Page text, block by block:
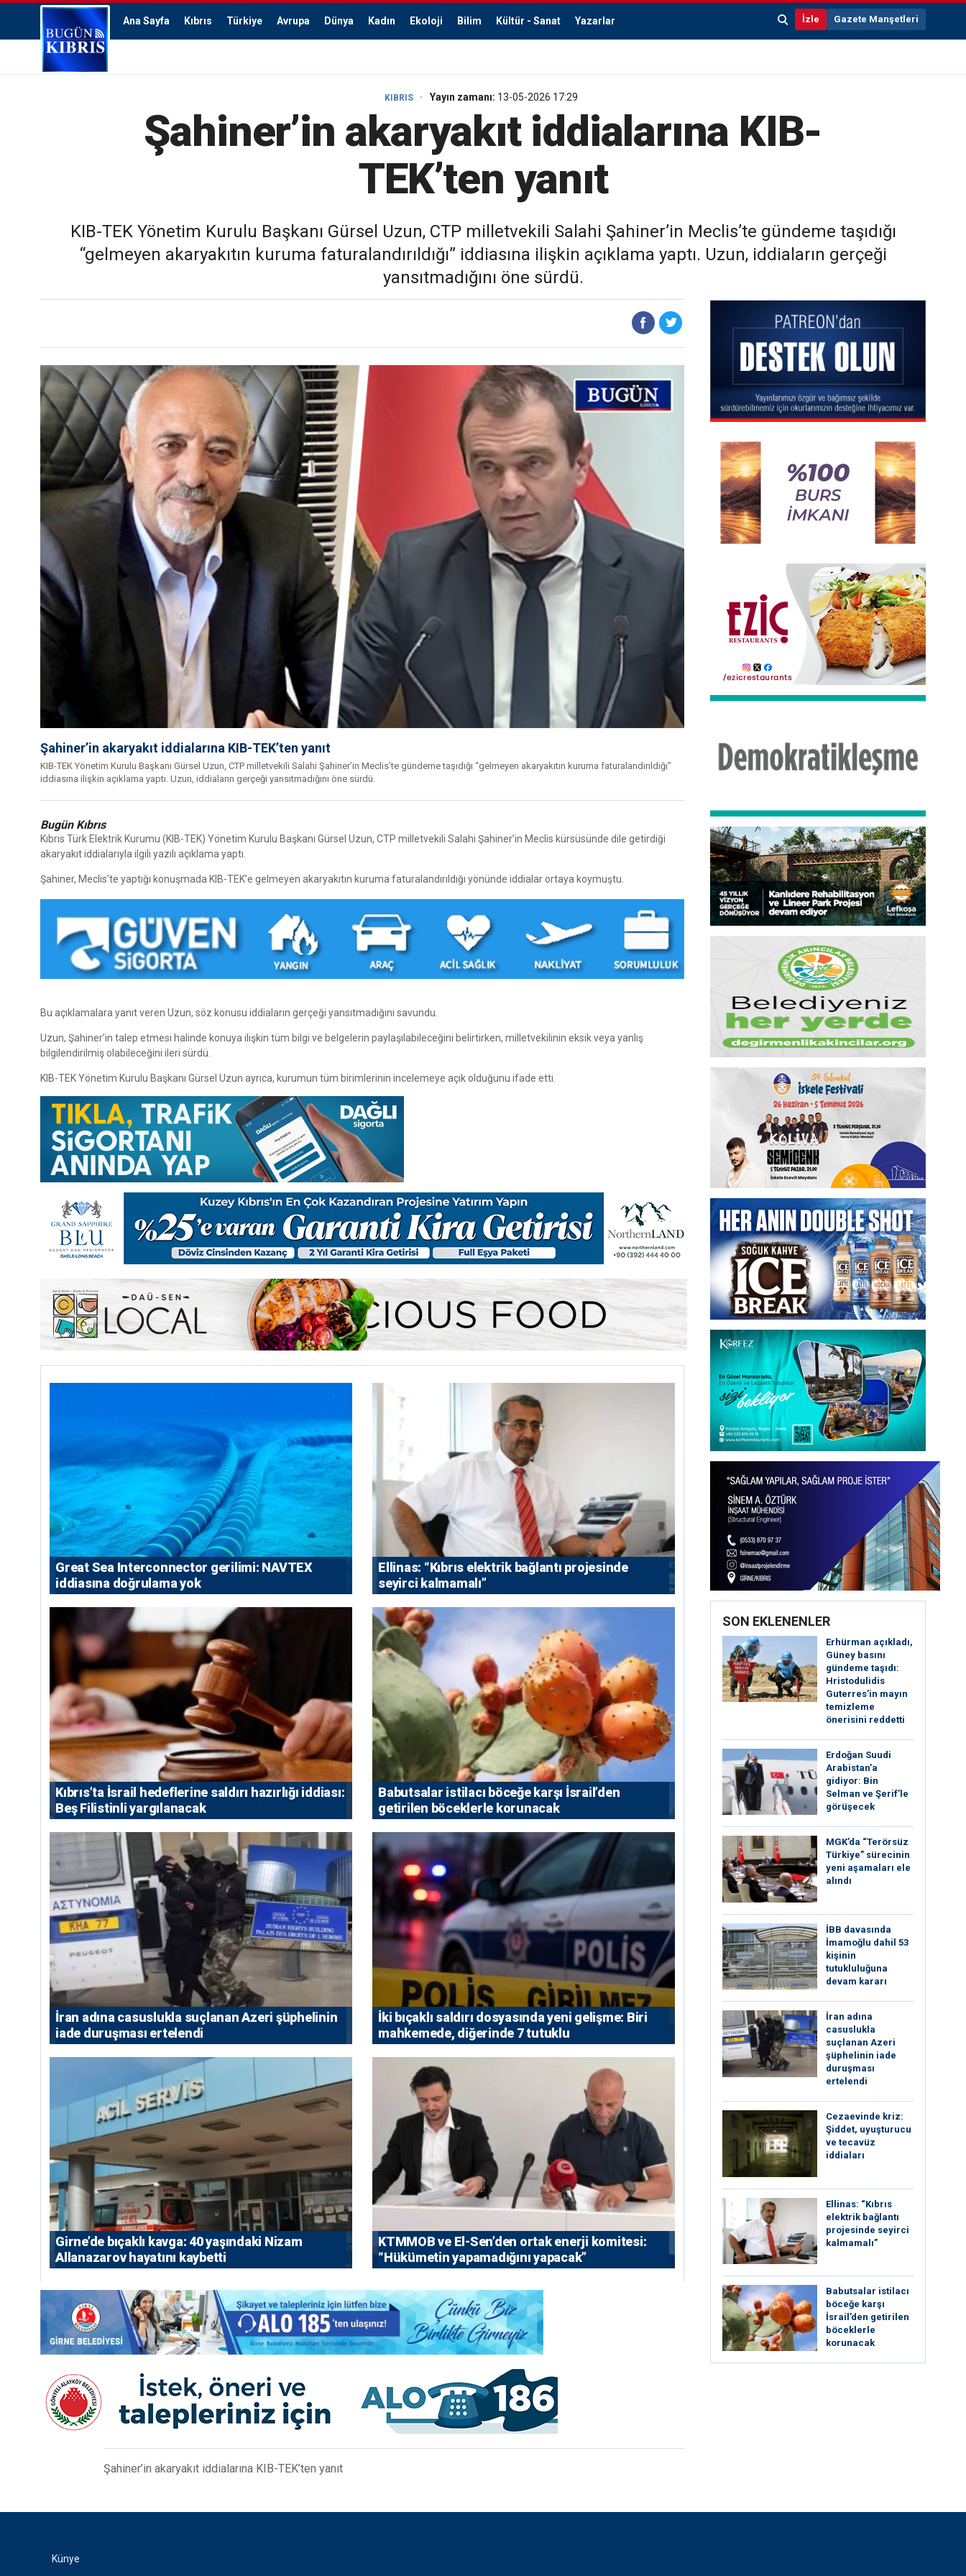
Ana Sayfa Kıbrıs Türkiye Avrupa Dünya Kadın Ekoloji Bilim Kültür - Sanat Yazarlar İzle Gazete Manşetleri
KIBRIS Yayın zamanı: 13-05-2026 17:29
Şahiner’in akaryakıt iddialarına KIB-
TEK’ten yanıt
KIB-TEK Yönetim Kurulu Başkanı Gürsel Uzun, CTP milletvekili Salahi Şahiner’in Meclis’te gündeme taşıdığı
“gelmeyen akaryakıtın kuruma faturalandırıldığı” iddiasına ilişkin açıklama yaptı. Uzun, iddiaların gerçeği
yansıtmadığını öne sürdü.
Şahiner’in akaryakıt iddialarına KIB-TEK’ten yanıt
KIB-TEK Yönetim Kurulu Başkanı Gürsel Uzun, CTP milletvekili Salahi Şahiner’in Meclis’te gündeme taşıdığı “gelmeyen akaryakıtın kuruma faturalandırıldığı”
iddiasına ilişkin açıklama yaptı. Uzun, iddiaların gerçeği yansıtmadığını öne sürdü.
Bugün Kıbrıs
Kıbrıs Türk Elektrik Kurumu (KIB-TEK) Yönetim Kurulu Başkanı Gürsel Uzun, CTP milletvekili Salahi Şahiner’in Meclis kürsüsünde dile getirdiği
akaryakıt iddialarıyla ilgili yazılı açıklama yaptı.
Şahiner, Meclis’te yaptığı konuşmada KIB-TEK’e gelmeyen akaryakıtın kuruma faturalandırıldığı yönünde iddialar ortaya koymuştu.
Bu açıklamalara yanıt veren Uzun, söz konusu iddiaların gerçeği yansıtmadığını savundu.
Uzun, Şahiner’in talep etmesi halinde konuya ilişkin tüm bilgi ve belgelerin paylaşılabileceğini belirtirken, milletvekilinin eksik veya yanlış
bilgilendirilmiş olabileceğini ileri sürdü.
KIB-TEK Yönetim Kurulu Başkanı Gürsel Uzun ayrıca, kurumun tüm birimlerinin incelemeye açık olduğunu ifade etti.
Great Sea Interconnector gerilimi: NAVTEX
iddiasına doğrulama yok
Ellinas: “Kıbrıs elektrik bağlantı projesinde
seyirci kalmamalı”
Kıbrıs’ta İsrail hedeflerine saldırı hazırlığı iddiası:
Beş Filistinli yargılanacak
Babutsalar istilacı böceğe karşı İsrail’den
getirilen böceklerle korunacak
İran adına casuslukla suçlanan Azeri şüphelinin
iade duruşması ertelendi
İki bıçaklı saldırı dosyasında yeni gelişme: Biri
mahkemede, diğerinde 7 tutuklu
Girne’de bıçaklı kavga: 40 yaşındaki Nizam
Allanazarov hayatını kaybetti
KTMMOB ve El-Sen’den ortak enerji komitesi:
“Hükümetin yapamadığını yapacak”
Şahiner’in akaryakıt iddialarına KIB-TEK’ten yanıt
SON EKLENENLER
Erhürman açıkladı,
Güney basını
gündeme taşıdı:
Hristodulidis
Guterres’in mayın
temizleme
önerisini reddetti
Erdoğan Suudi
Arabistan’a
gidiyor: Bin
Selman ve Şerif’le
görüşecek
MGK’da “Terörsüz
Türkiye” sürecinin
yeni aşamaları ele
alındı
İBB davasında
İmamoğlu dahil 53
kişinin
tutukluluğuna
devam kararı
İran adına
casuslukla
suçlanan Azeri
şüphelinin iade
duruşması
ertelendi
Cezaevinde kriz:
Şiddet, uyuşturucu
ve tecavüz
iddiaları
Ellinas: “Kıbrıs
elektrik bağlantı
projesinde seyirci
kalmamalı”
Babutsalar istilacı
böceğe karşı
İsrail’den getirilen
böceklerle
korunacak
Künye